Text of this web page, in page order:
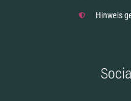
Hinweis